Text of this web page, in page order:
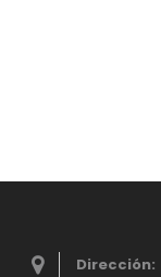
Dirección: